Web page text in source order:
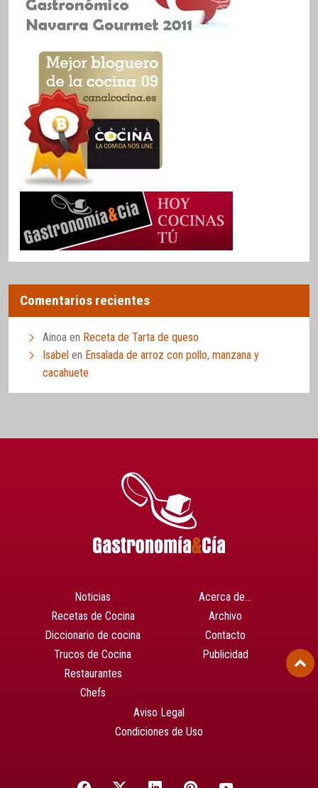
Comentarios recientes
Ainoa en Receta de Tarta de queso
Isabel en Ensalada de arroz con pollo, manzana y
cacahuete
Noticias
Recetas de Cocina
Diccionario de cocina
Trucos de Cocina
Restaurantes
Chefs
Acerca de…
Archivo
Contacto
Publicidad
Aviso Legal
Condiciones de Uso